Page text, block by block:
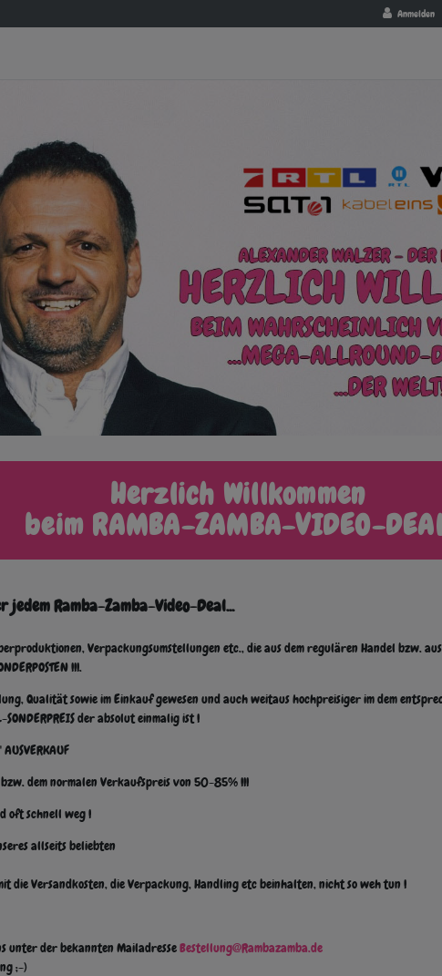
Anmelden
Herzlich Willkommen
beim RAMBA-ZAMBA-VIDEO-
jedem Ramba-Zamba-Video-Deal...
Verpackungsumstellungen etc., die aus dem regulären Handel bzw.
!!!.
Qualität sowie im Einkauf gewesen und auch weitaus hochpreisiger im dem
der absolut einmalig ist !
dem normalen Verkaufspreis von 50-85% !!!
oft schnell weg !
allseits beliebten
die Versandkosten, die Verpackung, Handling etc beinhalten, nicht so weh tun !
unter der bekannten MailadresseBestellung@Rambazamba.de
;-)